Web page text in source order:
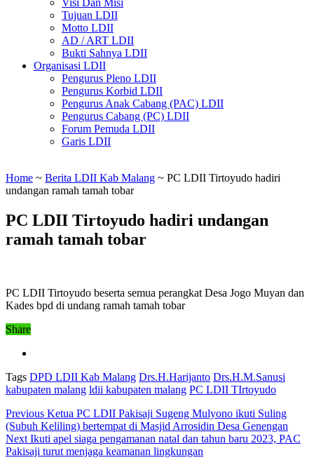
Visi Dan Misi
Tujuan LDII
Motto LDII
AD / ART LDII
Bukti Sahnya LDII
Organisasi LDII
Pengurus Pleno LDII
Pengurus Korbid LDII
Pengurus Anak Cabang (PAC) LDII
Pengurus Cabang (PC) LDII
Forum Pemuda LDII
Garis LDII
Home ~ Berita LDII Kab Malang ~ PC LDII Tirtoyudo hadiri
undangan ramah tamah tobar
PC LDII Tirtoyudo hadiri undangan
ramah tamah tobar
PC LDII Tirtoyudo beserta semua perangkat Desa Jogo Muyan dan
Kades bpd di undang ramah tamah tobar
Share
Tags DPD LDII Kab Malang Drs.H.Harijanto Drs.H.M.Sanusi
kabupaten malang ldii kabupaten malang PC LDII TIrtoyudo
Previous Ketua PC LDII Pakisaji Sugeng Mulyono ikuti Suling
(Subuh Keliling) bertempat di Masjid Arrosidin Desa Genengan
Next Ikuti apel siaga pengamanan natal dan tahun baru 2023, PAC
Pakisaji turut menjaga keamanan lingkungan